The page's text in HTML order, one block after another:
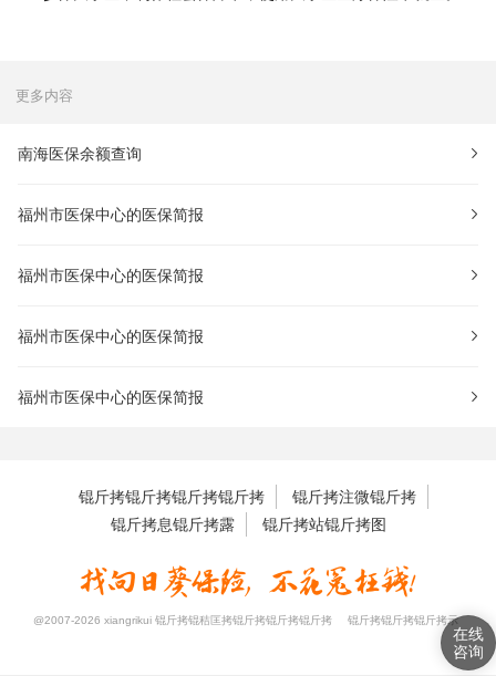
更多内容
南海医保余额查询
福州市医保中心的医保简报
福州市医保中心的医保简报
福州市医保中心的医保简报
福州市医保中心的医保简报
锟斤拷锟斤拷锟斤拷锟斤拷
锟斤拷注微锟斤拷
锟斤拷息锟斤拷露
锟斤拷站锟斤拷图
@2007-2026 xiangrikui 锟斤拷锟秸匡拷锟斤拷锟斤拷锟斤拷 锟斤拷锟斤拷锟斤拷示